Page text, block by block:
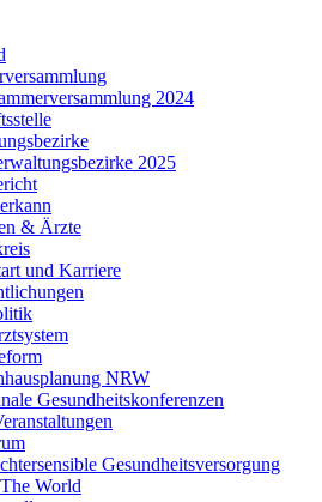
2024
2025
& Ärzte
und Karriere
NRW
Gesundheitskonferenzen
Gesundheitsversorgung
World